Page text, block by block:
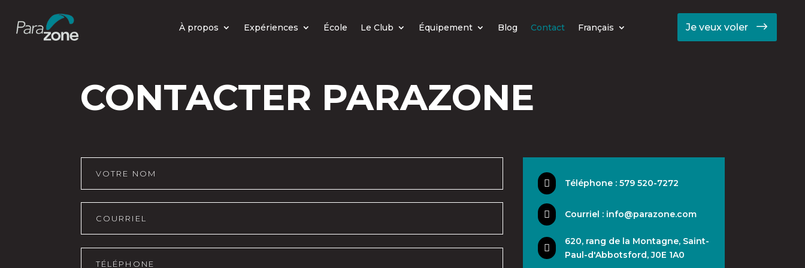
À propos Expériences École Le Club Équipement Blog Contact Français Je veux voler
CONTACTER PARAZONE
 Téléphone : 579 520-7272
 Courriel : info@parazone.com

620, rang de la Montagne, Saint-
Paul-d'Abbotsford, J0E 1A0